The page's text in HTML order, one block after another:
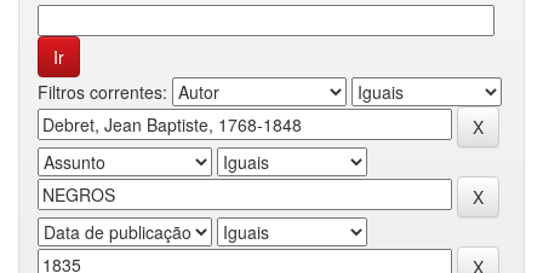
Filtros correntes: